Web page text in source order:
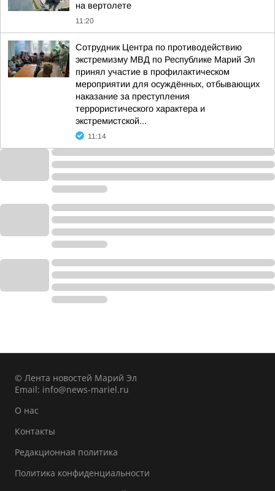
на вертолете
11:20
Сотрудник Центра по противодействию
экстремизму МВД по Республике Марий Эл
принял участие в профилактическом
мероприятии для осуждённых, отбывающих
наказание за преступления
террористического характера и
экстремистской...
11:14
© Лента новостей Марий Эл
Email: info@news-mariel.ru
О нас
Контакты
Редакционная политика
Политика конфиденциальности